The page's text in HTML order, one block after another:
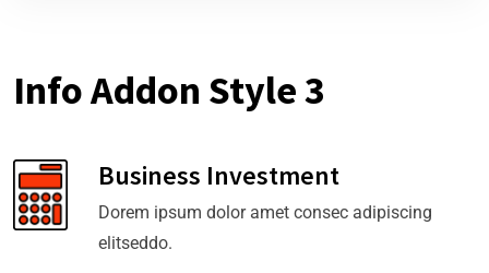
Info Addon Style 3
Business Investment
Dorem ipsum dolor amet consec adipiscing
elitseddo.